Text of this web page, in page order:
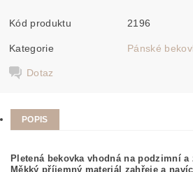
Kód produktu 2196
Kategorie Pánské
Dotaz
POPIS
Pletená bekovka vhodná na podzimní
Měkký příjemný materiál zahřeje a